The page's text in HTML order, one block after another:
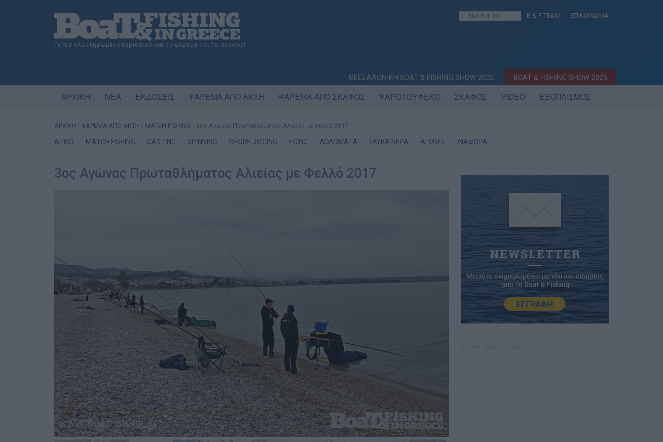
Το πιο ολοκληρωμένο περιοδικό για το ψάρεμα και το σκάφος!
B & F TEAM ΕΠΙΚΟΙΝΩΝΙΑ
ΘΕΣΣΑΛΟΝΙΚΗ BOAT & FISHING SHOW 2025 BOAT & FISHING SHOW 2025
ΑΡΧΙΚΗ ΝΕΑ ΕΚΔΟΣΕΙΣ ΨΑΡΕΜΑ ΑΠΟ ΑΚΤΗ ΨΑΡΕΜΑ ΑΠΟ ΣΚΑΦΟΣ ΨΑΡΟΤΟΥΦΕΚΟ ΣΚΑΦΟΣ VIDEO ΕΞΟΠΛΙΣΜΟΣ
ΑΡΧΙΚΗ / ΨΑΡΕΜΑ ΑΠΟ ΑΚΤΗ / MATCH FISHING / 3ος Αγώνας Πρωταθλήματος Αλιείας με Φελλό 2017
ΑΠΙΚΟ MATCH FISHING CASTING SPINNING SHORE JIGGING EGING ΔΟΛΩΜΑΤΑ ΓΛΥΚΑ ΝΕΡΑ ΑΓΩΝΕΣ ΔΙΑΦΟΡΑ
3ος Αγώνας Πρωταθλήματος Αλιείας με Φελλό 2017